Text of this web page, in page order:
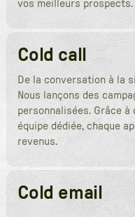
vos meilleurs prospects.
Cold call
De la conversation à la
Nous lançons des
personnalisées. Grâce
équipe dédiée, chaque
revenus.
Cold email